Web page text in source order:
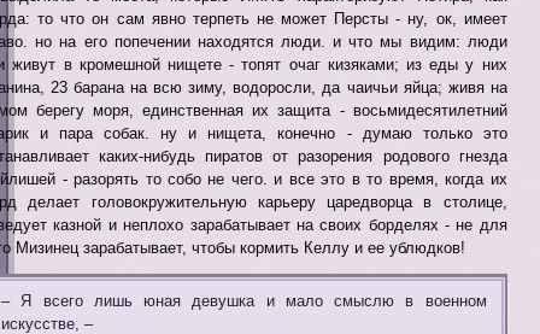
то что он сам явно терпеть не может Персты - ну, ок, имеет
но на его попечении находятся люди. и что мы видим: люди
живут в кромешной нищете - топят очаг кизяками; из еды у них
23 барана на всю зиму, водоросли, да чаичьи яйца; живя на
берегу моря, единственная их защита - восьмидесятилетний
и пара собак. ну и нищета, конечно - думаю только это
каких-нибудь пиратов от разорения родового гнезда
- разорять то собо не чего. и все это в то время, когда их
делает головокружительную карьеру царедворца в столице,
казной и неплохо зарабатывает на своих борделях - не для
Мизинец зарабатывает, чтобы кормить Келлу и ее ублюдков!
– Я всего лишь юная девушка и мало смыслю в военном
искусстве, –